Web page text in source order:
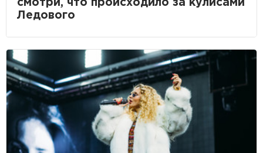
смотри, что происходило за кулисами
Ледового